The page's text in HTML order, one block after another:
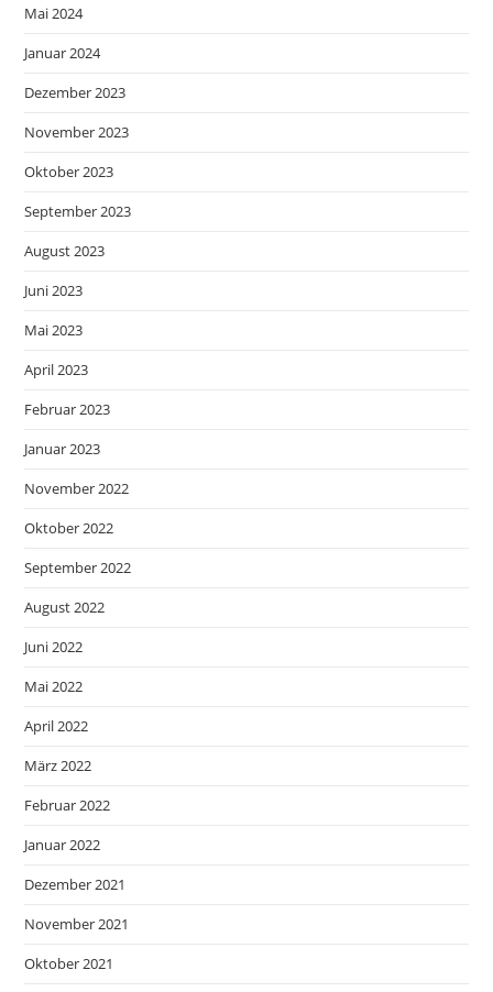
Mai 2024
Januar 2024
Dezember 2023
November 2023
Oktober 2023
September 2023
August 2023
Juni 2023
Mai 2023
April 2023
Februar 2023
Januar 2023
November 2022
Oktober 2022
September 2022
August 2022
Juni 2022
Mai 2022
April 2022
März 2022
Februar 2022
Januar 2022
Dezember 2021
November 2021
Oktober 2021